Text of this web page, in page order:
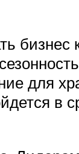
бизнес
для
в